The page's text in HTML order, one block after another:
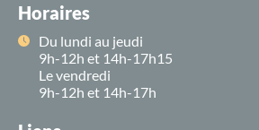
Horaires
Du lundi au jeudi
9h-12h et 14h-17h15
Le vendredi
9h-12h et 14h-17h